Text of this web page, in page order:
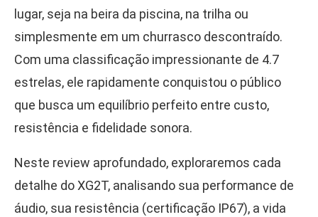
lugar, seja na beira da piscina, na trilha ou
simplesmente em um churrasco descontraído.
Com uma classificação impressionante de 4.7
estrelas, ele rapidamente conquistou o público
que busca um equilíbrio perfeito entre custo,
resistência e fidelidade sonora.
Neste review aprofundado, exploraremos cada
detalhe do XG2T, analisando sua performance de
áudio, sua resistência (certificação IP67), a vida